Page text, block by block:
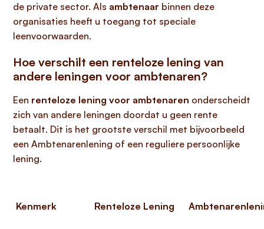
de private sector. Als ambtenaar binnen deze
organisaties heeft u toegang tot speciale
leenvoorwaarden.
Hoe verschilt een renteloze lening van
andere leningen voor ambtenaren?
Een renteloze lening voor ambtenaren onderscheidt
zich van andere leningen doordat u geen rente
betaalt. Dit is het grootste verschil met bijvoorbeeld
een Ambtenarenlening of een reguliere persoonlijke
lening.
Kenmerk Renteloze Lening